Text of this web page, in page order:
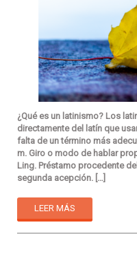
¿Qué es un latinismo? Los
directamente del latín que
falta de un término más
m. Giro o modo de hablar
Ling. Préstamo procedente
segunda acepción. […]
LEER MÁS